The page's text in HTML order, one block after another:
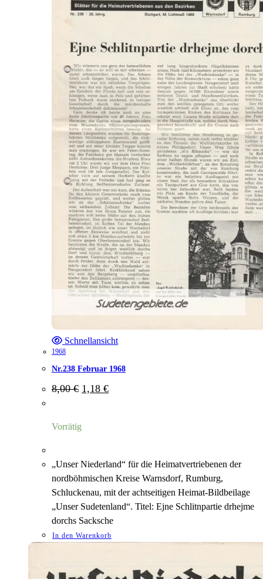
Schnellansicht
1968
Nr.238 Februar 1968
8,00€ Ursprünglicher
Preis
1,18 €Aktueller
Vorrätig
„Unser Niederland“ für die Heimatvertriebenen der
nordböhmischen Kreise Warnsdorf, Rumburg,
Schluckenau, mit der achtseitigen Heimat-Bildbeilage
„Unser Sudetenland“. Titel: Ejne Schlitnpartie drhejme
dorchs Sacksche
In den Warenkorb